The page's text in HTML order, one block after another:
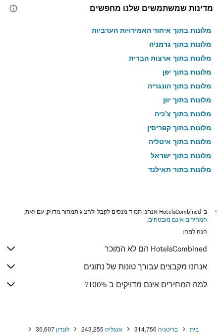
מדינות שמשתמשים שלנו מחפשים
מלונות בתוך איחוד האמירויות הערביות
מלונות בתוך גרמניה
מלונות בתוך ארצות הברית
מלונות בתוך יפן
מלונות בתוך הונגריה
מלונות בתוך יוון
מלונות בתוך צ'כיה
מלונות בתוך קפריסין
מלונות בתוך איטליה
מלונות בתוך ישראל
מלונות בתוך תאילנד
*
ב-HotelsCombined אנחנו תמיד מנסים לקבל ולהציג תמחור מדויק, עם זאת,
המחירים אינם מובטחים.
הנה למה:
HotelsCombined הם לא המוכר
אנחנו מקבצים עבורך טונות של נתונים
למה המחירים אינם מדויקים ב 100%?
בית בריטניה 314,756 אנגליה 243,255 לונדון 35,607